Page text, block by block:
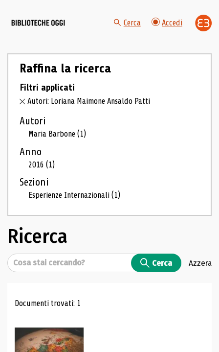
Cerca Accedi
Raffina la ricerca
Filtri applicati
Autori: Loriana Maimone Ansaldo Patti
Autori
Maria Barbone(1)
Anno
2016(1)
Sezioni
Esperienze Internazionali(1)
Ricerca
Cerca Cerca Azzera
Risultati di ricerca
Documenti trovati: 1